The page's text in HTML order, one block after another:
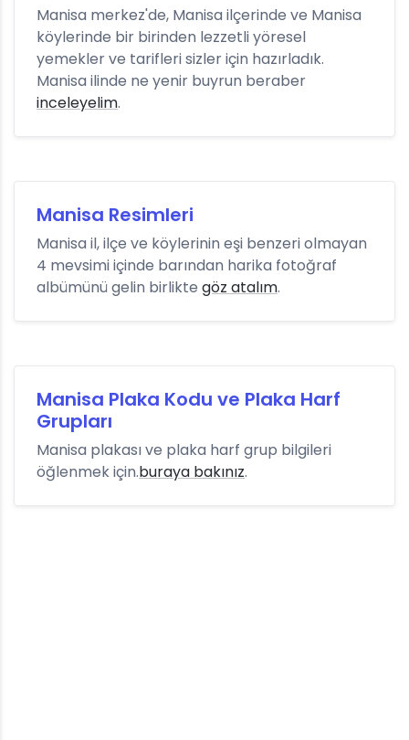
Manisa merkez'de, Manisa ilçerinde ve Manisa
köylerinde bir birinden lezzetli yöresel
yemekler ve tarifleri sizler için hazırladık.
Manisa ilinde ne yenir buyrun beraber
inceleyelim.
Manisa Resimleri
Manisa il, ilçe ve köylerinin eşi benzeri olmayan
4 mevsimi içinde barından harika fotoğraf
albümünü gelin birlikte göz atalım.
Manisa Plaka Kodu ve Plaka Harf
Grupları
Manisa plakası ve plaka harf grup bilgileri
öğlenmek için.buraya bakınız.